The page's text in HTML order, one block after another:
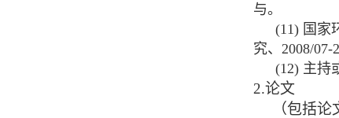
与。
(11) 国家
究、 2008/07-
(12) 主持
2.论文
（包括